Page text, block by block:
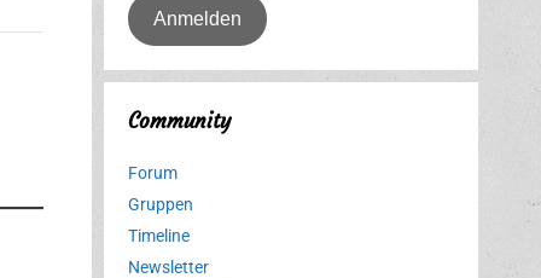
Community
Forum
Gruppen
Timeline
Newsletter